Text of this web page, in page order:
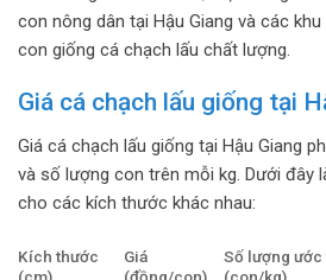
con nông dân tại Hậu Giang và các
con giống cá chạch lấu chất lượng.
Giá cá chạch lấu giống tại
Giá cá chạch lấu giống tại Hậu Giang
và số lượng con trên mỗi kg. Dưới đây
cho các kích thước khác nhau:
Kích thước
Giá
Số lượng ước